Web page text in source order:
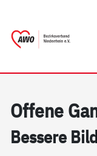
Of­fe­ne
Bes­se­re